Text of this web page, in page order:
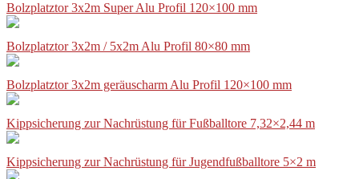
Bolzplatztor 3x2m Super Alu Profil 120×100 mm
Bolzplatztor 3x2m / 5x2m Alu Profil 80×80 mm
Bolzplatztor 3x2m geräuscharm Alu Profil 120×100 mm
Kippsicherung zur Nachrüstung für Fußballtore 7,32×2,44 m
Kippsicherung zur Nachrüstung für Jugendfußballtore 5×2 m